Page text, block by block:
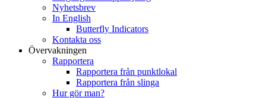
Nyhetsbrev
In English
Butterfly Indicators
Kontakta oss
Övervakningen
Rapportera
Rapportera från punktlokal
Rapportera från slinga
Hur gör man?